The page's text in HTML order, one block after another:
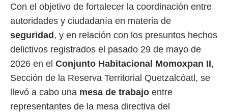
Con el objetivo de fortalecer la coordinación entre
autoridades y ciudadanía en materia de
seguridad , y en relación con los presuntos hechos
delictivos registrados el pasado 29 de mayo de
2026 en el Conjunto Habitacional Momoxpan II,
Sección de la Reserva Territorial Quetzalcóatl, se
llevó a cabo una mesa de trabajo entre
representantes de la mesa directiva del